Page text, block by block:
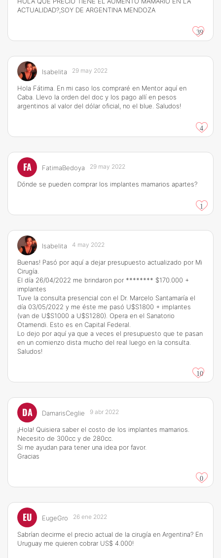
ACTUALIDAD?,SOY DE ARGENTINA MENDOZA
39
Isabelita 29 may 2022
Hola Fátima. En mi caso los compraré en Mentor aquí en
Caba. Llevo la orden del doc y los pago allí en pesos
argentinos al valor del dólar oficial, no el blue. Saludos!
4
FA FatimaBedoya 29 may 2022
Dónde se pueden comprar los implantes mamarios apartes?
1
Isabelita 4 may 2022
Buenas! Pasó por aquí a dejar presupuesto actualizado por Mi
Cirugía.
El día 26/04/2022 me brindaron por ******** $170.000 +
implantes
Tuve la consulta presencial con el Dr. Marcelo Santamaría el
día 03/05/2022 y me éste me pasó U$S1800 + implantes
(van de U$S1000 a U$S1280). Opera en el Sanatorio
Otamendi. Esto es en Capital Federal.
Lo dejo por aquí ya que a veces el presupuesto que te pasan
en un comienzo dista mucho del real luego en la consulta.
Saludos!
10
DA DamarisCeglie 9 abr 2022
¡Hola! Quisiera saber el costo de los implantes mamarios.
Necesito de 300cc y de 280cc.
Si me ayudan para tener una idea por favor.
Gracias
0
EU EugeGro 26 ene 2022
Sabrían decirme el precio actual de la cirugía en Argentina? En
Uruguay me quieren cobrar US$ 4.000!